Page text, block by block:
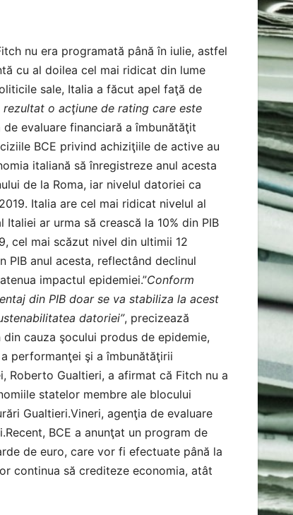
nu era programată până în iulie, astfel
cu al doilea cel mai ridicat din lume
sale, Italia a făcut apel faţă de
o acţiune de rating care este
de evaluare financiară a îmbunătăţit
BCE privind achiziţiile de active au
italiană să înregistreze anul acesta
de la Roma, iar nivelul datoriei ca
Italia are cel mai ridicat nivelul al
ar urma să crească la 10% din PIB
cel mai scăzut nivel din ultimii 12
PIB anul acesta, reflectând declinul
impactul epidemiei.”Conform
din PIB doar se va stabiliza la acest
datoriei”, precizează
cauza şocului produs de epidemie,
performanţei şi a îmbunătăţirii
Roberto Gualtieri, a afirmat că Fitch nu a
statelor membre ale blocului
Gualtieri.Vineri, agenţia de evaluare
BCE a anunţat un program de
de euro, care vor fi efectuate până la
continua să crediteze economia, atât